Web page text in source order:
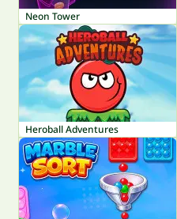
Neon Tower
Heroball Adventures